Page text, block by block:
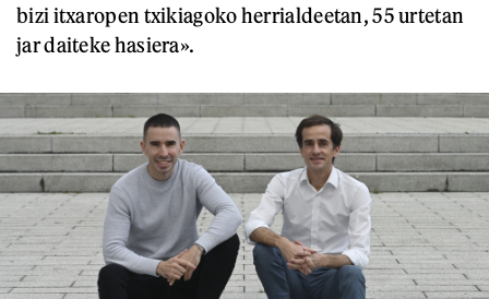
bizi itxaropen txikiagoko herrialdeetan, 55 urtetan
jar daiteke hasiera».